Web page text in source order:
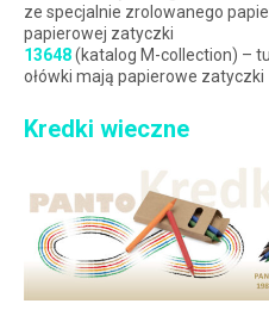
ze specjalnie zrolowanego
papierowej zatyczki
13648(katalog M-collection) –
ołówki mają papierowe zatyczki
Kredki wieczne